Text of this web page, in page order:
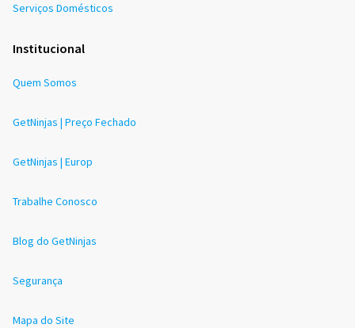
Serviços Domésticos
Institucional
Quem Somos
GetNinjas | Preço Fechado
GetNinjas | Europ
Trabalhe Conosco
Blog do GetNinjas
Segurança
Mapa do Site